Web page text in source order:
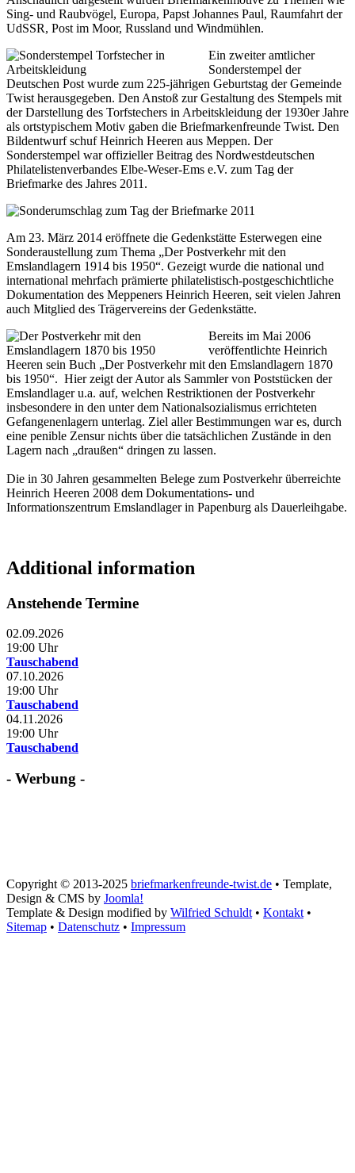
Sing- und Raubvögel, Europa, Papst Johannes Paul, Raumfahrt der
UdSSR, Post im Moor, Russland und Windmühlen.
Ein zweiter amtlicher
Sonderstempel der
Deutschen Post wurde zum 225-jährigen Geburtstag der Gemeinde
Twist herausgegeben. Den Anstoß zur Gestaltung des Stempels mit
der Darstellung des Torfstechers in Arbeitskleidung der 1930er Jahre
als ortstypischem Motiv gaben die Briefmarkenfreunde Twist. Den
Bildentwurf schuf Heinrich Heeren aus Meppen. Der
Sonderstempel war offizieller Beitrag des Nordwestdeutschen
Philatelistenverbandes Elbe-Weser-Ems e.V. zum Tag der
Briefmarke des Jahres 2011.
Am 23. März 2014 eröffnete die Gedenkstätte Esterwegen eine
Sonderaustellung zum Thema „Der Postverkehr mit den
Emslandlagern 1914 bis 1950“. Gezeigt wurde die national und
international mehrfach prämierte philatelistisch-postgeschichtliche
Dokumentation des Meppeners Heinrich Heeren, seit vielen Jahren
auch Mitglied des Trägervereins der Gedenkstätte.
Bereits im Mai 2006
veröffentlichte Heinrich
Heeren sein Buch „Der Postverkehr mit den Emslandlagern 1870
bis 1950“. Hier zeigt der Autor als Sammler von Poststücken der
Emslandlager u.a. auf, welchen Restriktionen der Postverkehr
insbesondere in den unter dem Nationalsozialismus errichteten
Gefangenenlagern unterlag. Ziel aller Bestimmungen war es, durch
eine penible Zensur nichts über die tatsächlichen Zustände in den
Lagern nach „draußen“ dringen zu lassen.
Die in 30 Jahren gesammelten Belege zum Postverkehr überreichte
Heinrich Heeren 2008 dem Dokumentations- und
Informationszentrum Emslandlager in Papenburg als Dauerleihgabe.
Additional information
Anstehende Termine
02.09.2026
19:00 Uhr
Tauschabend
07.10.2026
19:00 Uhr
Tauschabend
04.11.2026
19:00 Uhr
Tauschabend
- Werbung -
Copyright © 2013-2025 briefmarkenfreunde-twist.de • Template,
Design & CMS by Joomla!
Template & Design modified by Wilfried Schuldt • Kontakt •
Sitemap • Datenschutz • Impressum